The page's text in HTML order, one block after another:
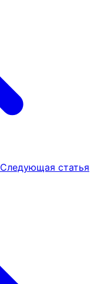
Следующая статья